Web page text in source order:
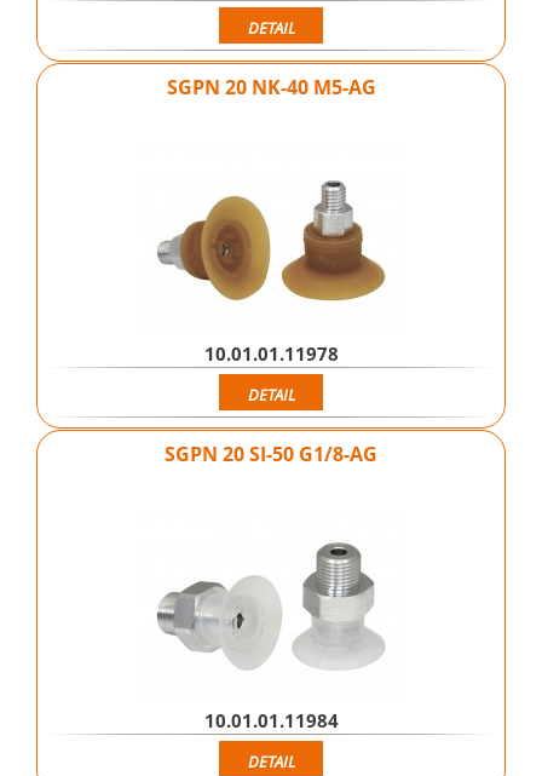
DETAIL
SGPN 20 NK-40 M5-AG
10.01.01.11978
DETAIL
SGPN 20 SI-50 G1/8-AG
10.01.01.11984
DETAIL